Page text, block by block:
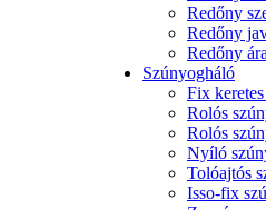
Redőny
Redőny
Redőny
Szúnyogháló
Fix
Rolós
Rolós
Nyíló
Tolóajtós
Isso-fix